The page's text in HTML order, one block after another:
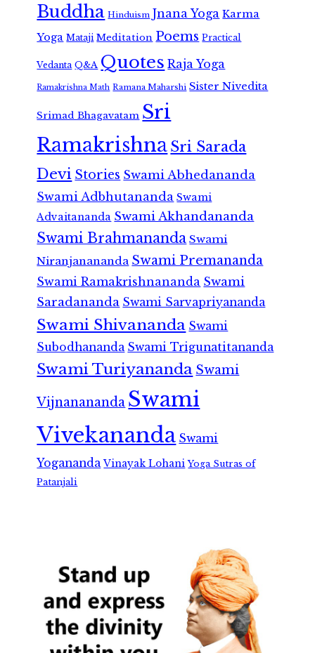
Buddha Hinduism Jnana Yoga Karma
Yoga Mataji Meditation Poems Practical
Vedanta Q&A Quotes Raja Yoga
Ramakrishna Math Ramana Maharshi Sister Nivedita
Srimad Bhagavatam Sri
RamakrishnaSri Sarada
Devi Stories Swami Abhedananda
Swami Adbhutananda Swami
Advaitananda Swami Akhandananda
Swami Brahmananda Swami
Niranjanananda Swami Premananda
Swami Ramakrishnananda Swami
Saradananda Swami Sarvapriyananda
Swami Shivananda Swami
Subodhananda Swami Trigunatitananda
Swami Turiyananda Swami
Vijnanananda Swami
Vivekananda Swami
Yogananda Vinayak Lohani Yoga Sutras of
Patanjali